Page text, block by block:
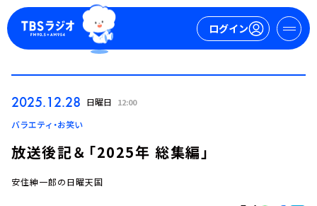
ログイン
ログイン
2025.12.28 日曜日 12:00
バラエティ・お笑い
放送後記＆「2025年 総集編」
安住紳一郎の日曜天国